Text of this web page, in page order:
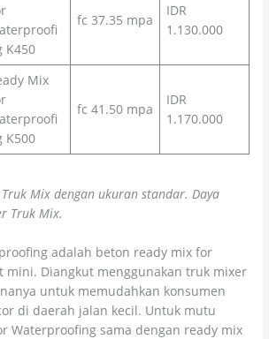
K450
fc 37.35 mpa
IDR
1.130.000
Mix
K500
fc 41.50 mpa
IDR
1.170.000
Mix dengan ukuran standar. Daya
Truk Mix.
adalah beton ready mix for
mini. Diangkut menggunakan truk mixer
untuk memudahkan konsumen
di daerah jalan kecil. Untuk mutu
Waterproofing sama dengan ready mix